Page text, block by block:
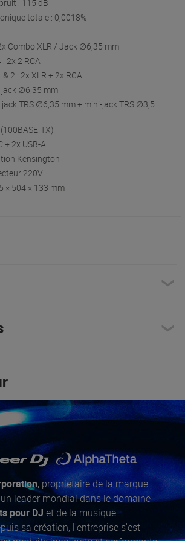
: 115 dB
totale : 0,0018%
Combo XLR / Jack ∅6,35 mm
2x 2 RCA
2 : 2x XLR + 2x RCA
jack ∅6,35 mm
jack TRS ∅6,35 mm + mini-jack TRS ∅3,5
TX)
+ 2x USB-A
Kensington
220V
× 504 × 133 mm
, propriétaire de la marque
leader mondial dans le domaine
pour DJ et de la musique
sa création, l'entreprise s'est